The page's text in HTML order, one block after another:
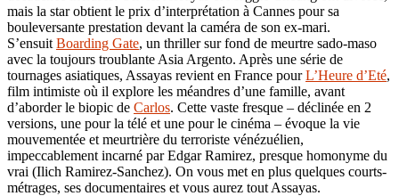
mais la star obtient le prix d’interprétation à Cannes pour sa
bouleversante prestation devant la caméra de son ex-mari.
S’ensuit Boarding Gate, un thriller sur fond de meurtre sado-maso
avec la toujours troublante Asia Argento. Après une série de
tournages asiatiques, Assayas revient en France pourL’Heure d’Eté,
film intimiste où il explore les méandres d’une famille, avant
d’aborder le biopic de Carlos. Cette vaste fresque – déclinée en 2
versions, une pour la télé et une pour le cinéma – évoque la vie
mouvementée et meurtrière du terroriste vénézuélien,
impeccablement incarné par Edgar Ramirez, presque homonyme du
vrai (Ilich Ramirez-Sanchez). On vous met en plus quelques courts-
métrages, ses documentaires et vous aurez tout Assayas.